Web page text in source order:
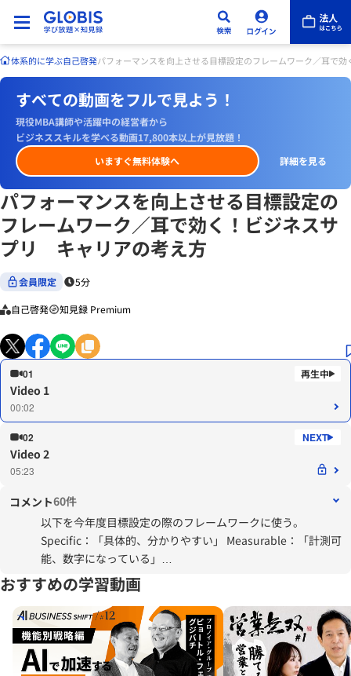
体系的に学ぶ自己啓発パフォーマンスを向上させる目標設定のフレームワーク／耳で
すべての動画をフルで見よう！
現役MBA講師や活躍中の経営者から
ビジネススキルを学べる動画17,800本以上が見放題！
いますぐ無料体験へ
詳細を見る
パフォーマンスを向上させる目標設定の
フレームワーク／耳で効く！ビジネスサ
プリ キャリアの考え方
会員限定 5分
自己啓発 知見録 Premium
01
Video 1
00:02
02
Video 2
05:23
コメント60件
以下を今年度目標設定の際のフレームワークに使う。
Specific：「具体的、分かりやすい」 Measurable：「計測可
能、数字になっている」
Achievable：「同意して、達成可能な」
Relevant：「関連性」
Time-bound：「期限が明確、今日やる」 それぞれの頭文字
を取り、SMART（スマート）の法則と呼びます。
おすすめの学習動画